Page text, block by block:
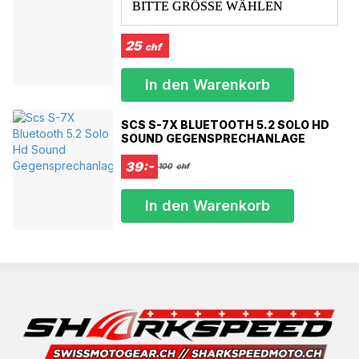
BITTE GRÖSSE WÄHLEN
25 chf
In den Warenkorb
SCS S-7X BLUETOOTH 5.2 SOLO HD
SOUND GEGENSPRECHANLAGE
39:- 100 chf
In den Warenkorb